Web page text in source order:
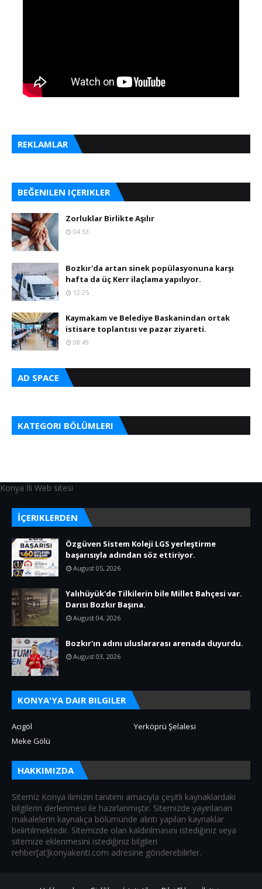
REKLAMLAR
BEĞENILEN IÇERIKLER
Zorluklar Birlikte Aşılır
04:53
Bozkır'da artan sinek popülasyonuna karşı
hafta da üç Kerr ilaçlama yapılıyor.
12:25
Kaymakam ve Belediye Baskanindan ortak
istisare toplantısı ve pazar ziyareti.
08:49
AD SPACE
KATEGORI BÖLÜMLERI
Konya İli Web sitesi
İÇERIKLERDEN
Özgüven Sistem Koleji LGS yerleştirme
başarısıyla adından söz ettiriyor.
August 05, 2026
Yalıhüyük'de Tilkilerin bile Millet Bahçesi var.
Darısı Bozkır Başına.
August 04, 2026
Bozkır'ın adını uluslararası arenada duyurdu.
August 03, 2026
KONYA'YA DAIR BILGILER
Acıgöl
Yerköprü Şelalesi
Meke Gölü
HAKKIMIZDA
Sitemiz Konya ilimizin tanıtımı amacıyla çeşitli kaynaklardaki
bilgilerin derlenmesi ile hazırlanmıştır. Sitemizde yayınlanan
makalelerin kaynakça bölümünde alıntı yapılan kaynaklar
belirtilmektedir. Sitemizde olan kaldırılmasını istediğiniz veya
sitemize eklenmesini istediğiniz bilgileri
rehber[at]konyakenti.com adresine gönderebilirler.